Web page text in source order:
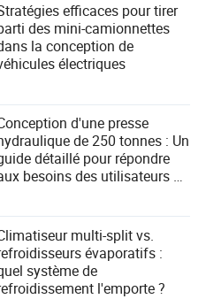
d'articles chevronné
dans le secteur de la
Fort de plusieurs
est devenu une autorité
de
dans son industrie,
sur les tarifs, la
qui impactent la
mondiale.
efficaces pour tirer
des mini-camionnettes
la conception de
électriques
d'une presse
de 250 tonnes : Un
détaillé pour répondre
besoins des utilisateurs et
multi-split vs.
évaporatifs :
système de
l'emporte ?